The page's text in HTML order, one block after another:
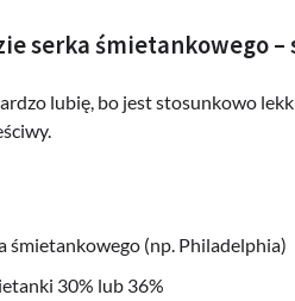
serka śmietankowego
lubię, bo jest stosunkowo
śmietankowego (np. Philadelphia)
30% lub 36%